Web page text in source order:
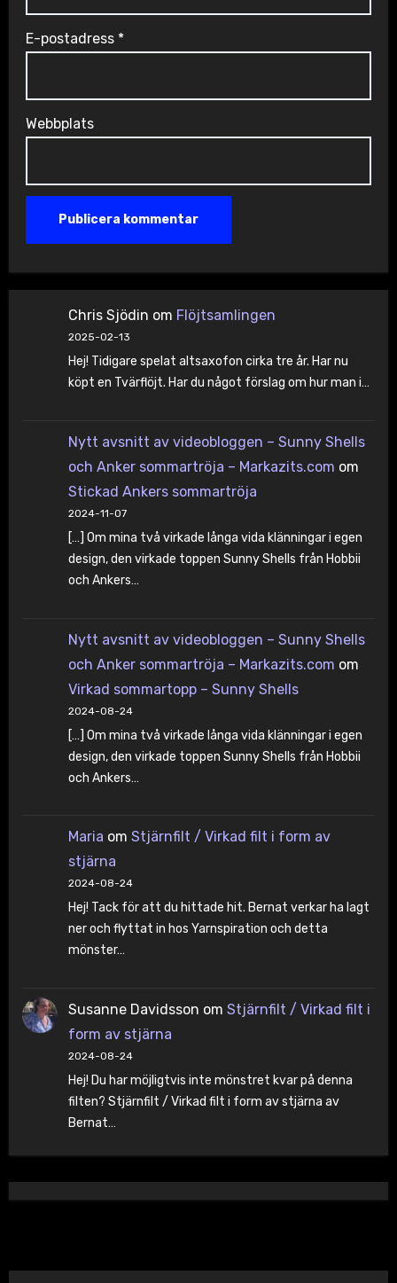
E-postadress *
Webbplats
Chris Sjödin om Flöjtsamlingen
2025-02-13
Hej! Tidigare spelat altsaxofon cirka tre år. Har nu
köpt en Tvärflöjt. Har du något förslag om hur man i…
Nytt avsnitt av videobloggen – Sunny Shells
och Anker sommartröja – Markazits.com om
Stickad Ankers sommartröja
2024-11-07
[…] Om mina två virkade långa vida klänningar i egen
design, den virkade toppen Sunny Shells från Hobbii
och Ankers…
Nytt avsnitt av videobloggen – Sunny Shells
och Anker sommartröja – Markazits.com om
Virkad sommartopp – Sunny Shells
2024-08-24
[…] Om mina två virkade långa vida klänningar i egen
design, den virkade toppen Sunny Shells från Hobbii
och Ankers…
Maria om Stjärnfilt / Virkad filt i form av
stjärna
2024-08-24
Hej! Tack för att du hittade hit. Bernat verkar ha lagt
ner och flyttat in hos Yarnspiration och detta
mönster…
Susanne Davidsson om Stjärnfilt / Virkad filt i
form av stjärna
2024-08-24
Hej! Du har möjligtvis inte mönstret kvar på denna
filten? Stjärnfilt / Virkad filt i form av stjärna av
Bernat…